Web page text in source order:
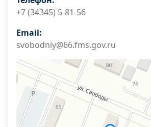
+7 (34345) 5-81-56
Email:
svobodniy@66.fms.gov.ru